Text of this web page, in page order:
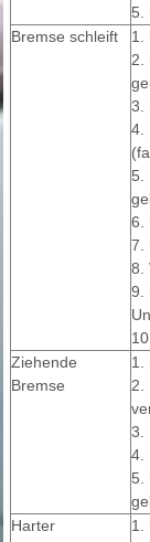
5.
Bremse schleift
1.
2.
3.
4.
5.
6.
7.
8.
9.
Ziehende
Bremse
1.
2.
3.
4.
5.
Harter
1.